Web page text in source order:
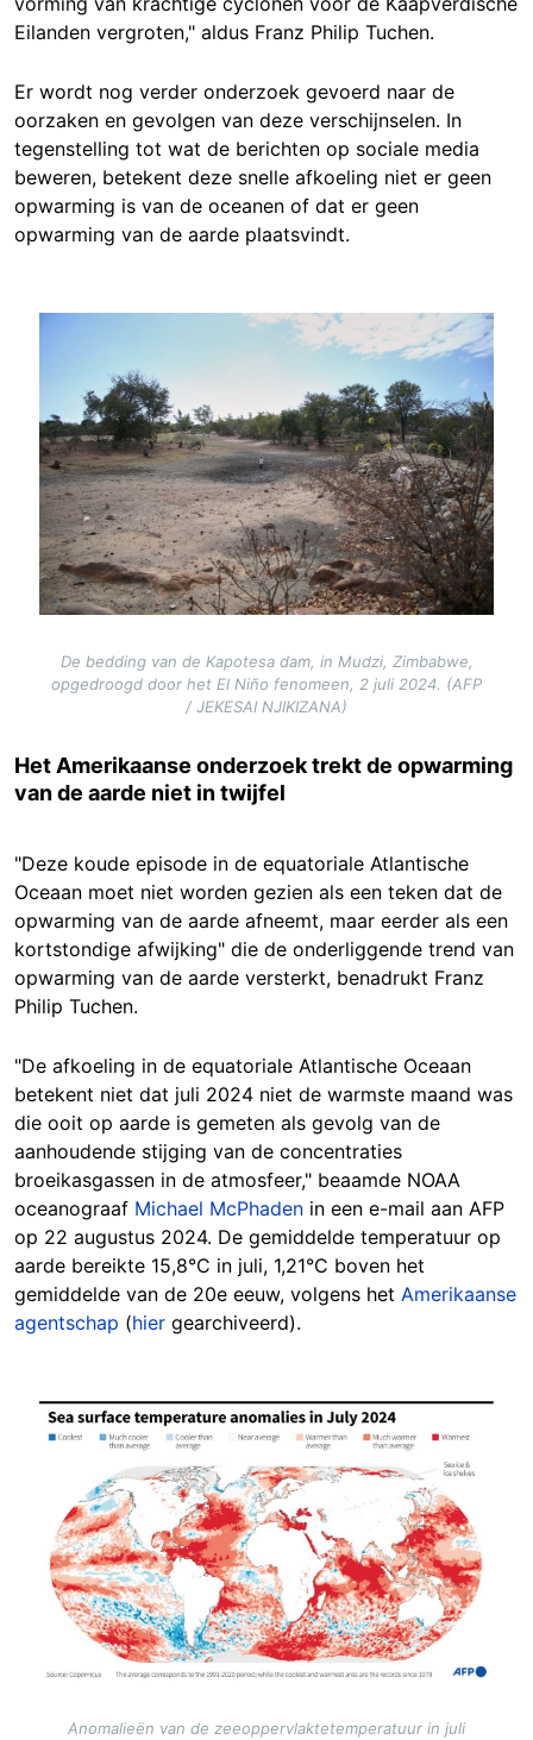
Eilanden vergroten," aldus Franz Philip Tuchen.
Er wordt nog verder onderzoek gevoerd naar de
oorzaken en gevolgen van deze verschijnselen. In
tegenstelling tot wat de berichten op sociale media
beweren, betekent deze snelle afkoeling niet er geen
opwarming is van de oceanen of dat er geen
opwarming van de aarde plaatsvindt.
De bedding van de Kapotesa dam, in Mudzi, Zimbabwe,
opgedroogd door het El Niño fenomeen, 2 juli 2024. (AFP
/ JEKESAI NJIKIZANA)
Het Amerikaanse onderzoek trekt de opwarming
van de aarde niet in twijfel
"Deze koude episode in de equatoriale Atlantische
Oceaan moet niet worden gezien als een teken dat de
opwarming van de aarde afneemt, maar eerder als een
kortstondige afwijking" die de onderliggende trend van
opwarming van de aarde versterkt, benadrukt Franz
Philip Tuchen.
"De afkoeling in de equatoriale Atlantische Oceaan
betekent niet dat juli 2024 niet de warmste maand was
die ooit op aarde is gemeten als gevolg van de
aanhoudende stijging van de concentraties
broeikasgassen in de atmosfeer," beaamde NOAA
oceanograaf Michael McPhaden in een e-mail aan AFP
op 22 augustus 2024. De gemiddelde temperatuur op
aarde bereikte 15,8°C in juli, 1,21°C boven het
gemiddelde van de 20e eeuw, volgens het Amerikaanse
agentschap (hier gearchiveerd).
Image
Anomalieën van de zeeoppervlaktetemperatuur in juli